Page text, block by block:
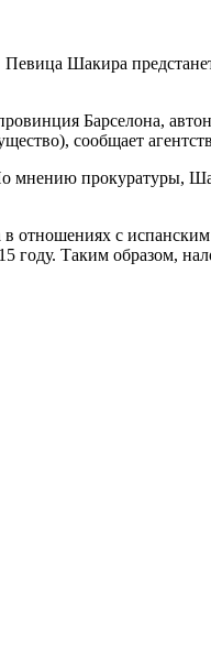
Певица Шакира
Барселона,
сообщает
мнению прокуратуры,
отношениях с
году. Таким образом,